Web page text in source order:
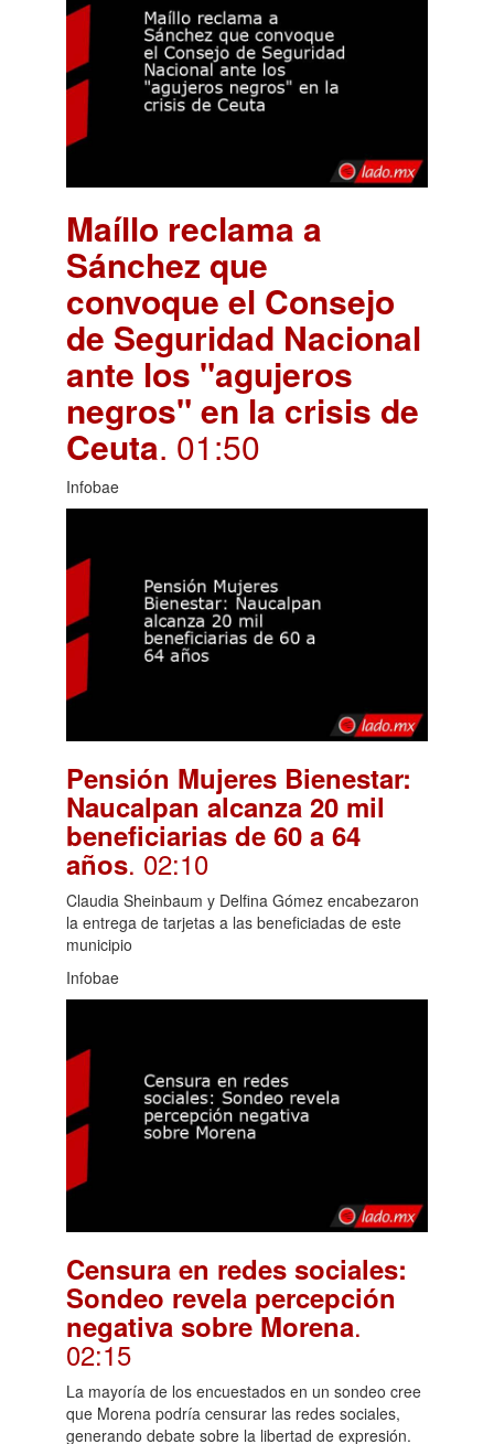
Maíllo reclama a
Sánchez que
convoque el Consejo
de Seguridad Nacional
ante los "agujeros
negros" en la crisis de
Ceuta. 01:50
Infobae
Pensión Mujeres Bienestar:
Naucalpan alcanza 20 mil
beneficiarias de 60 a 64
años. 02:10
Claudia Sheinbaum y Delfina Gómez encabezaron
la entrega de tarjetas a las beneficiadas de este
municipio
Infobae
Censura en redes sociales:
Sondeo revela percepción
negativa sobre Morena.
02:15
La mayoría de los encuestados en un sondeo cree
que Morena podría censurar las redes sociales,
generando debate sobre la libertad de expresión.